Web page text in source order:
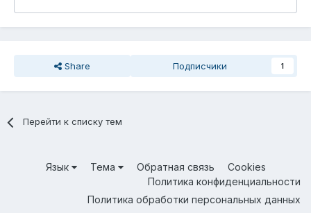
Share Подписчики 1
Перейти к списку тем
Язык Тема Обратная связь
Cookies
Политика конфиденциальности
Политика обработки персональных данных